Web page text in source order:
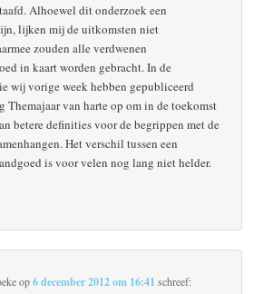
Alhoewel dit onderzoek een
lijken mij de uitkomsten niet
zouden alle verdwenen
in kaart worden gebracht. In de
wij vorige week hebben gepubliceerd
Themajaar van harte op om in de toekomst
betere definities voor de begrippen met de
Het verschil tussen een
is voor velen nog lang niet helder.
op6 december 2012 om 16:41 schreef: